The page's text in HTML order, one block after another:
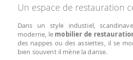
Un espace de restauration
Dans un style industiel,
moderne, le mobilier de
des nappes ou des assiettes, il se
bien souvent il mène la danse.